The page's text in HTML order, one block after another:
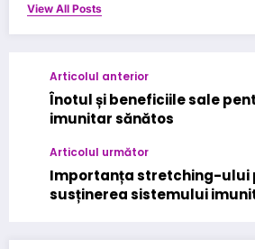
View All Posts
Articolul anterior
Înotul și beneficiile sale
imunitar sănătos
Articolul următor
Importanța stretching-ului
susținerea sistemului